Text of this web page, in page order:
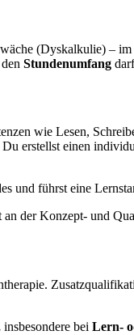
(Dyskalkulie) –
Stundenumfang
wie Lesen,
erstellst einen
und führst eine
der Konzept- und
insbesondere bei Lern-